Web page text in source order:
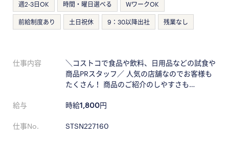
週2-3日OK 時間・曜日選べる WワークOK
前給制度あり 土日祝休 9：30以降出社 残業なし
仕事内容
＼コストコで食品や飲料、日用品などの試食や
商品PRスタッフ／ 人気の店舗なのでお客様も
たくさん！ 商品のご紹介のしやすさも…
給与 時給1,800円
仕事No. STSN227160